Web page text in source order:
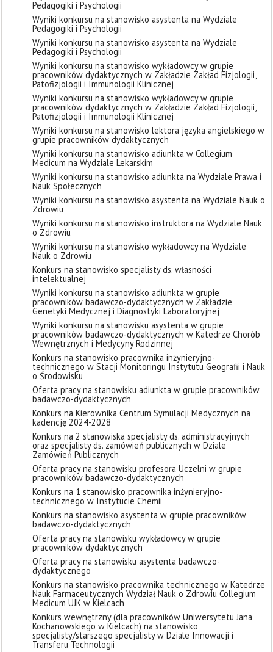
Pedagogiki i Psychologii
Wyniki konkursu na stanowisko asystenta na Wydziale
Pedagogiki i Psychologii
Wyniki konkursu na stanowisko asystenta na Wydziale
Pedagogiki i Psychologii
Wyniki konkursu na stanowisko wykładowcy w grupie
pracowników dydaktycznych w Zakładzie Zakład Fizjologii,
Patofizjologii i Immunologii Klinicznej
Wyniki konkursu na stanowisko wykładowcy w grupie
pracowników dydaktycznych w Zakładzie Zakład Fizjologii,
Patofizjologii i Immunologii Klinicznej
Wyniki konkursu na stanowisko lektora języka angielskiego w
grupie pracowników dydaktycznych
Wyniki konkursu na stanowisko adiunkta w Collegium
Medicum na Wydziale Lekarskim
Wyniki konkursu na stanowisko adiunkta na Wydziale Prawa i
Nauk Społecznych
Wyniki konkursu na stanowisko asystenta na Wydziale Nauk o
Zdrowiu
Wyniki konkursu na stanowisko instruktora na Wydziale Nauk
o Zdrowiu
Wyniki konkursu na stanowisko wykładowcy na Wydziale
Nauk o Zdrowiu
Konkurs na stanowisko specjalisty ds. własności
intelektualnej
Wyniki konkursu na stanowisko adiunkta w grupie
pracowników badawczo-dydaktycznych w Zakładzie
Genetyki Medycznej i Diagnostyki Laboratoryjnej
Wyniki konkursu na stanowisku asystenta w grupie
pracowników badawczo-dydaktycznych w Katedrze Chorób
Wewnętrznych i Medycyny Rodzinnej
Konkurs na stanowisko pracownika inżynieryjno-
technicznego w Stacji Monitoringu Instytutu Geografii i Nauk
o Środowisku
Oferta pracy na stanowisku adiunkta w grupie pracowników
badawczo-dydaktycznych
Konkurs na Kierownika Centrum Symulacji Medycznych na
kadencję 2024-2028
Konkurs na 2 stanowiska specjalisty ds. administracyjnych
oraz specjalisty ds. zamówień publicznych w Dziale
Zamówień Publicznych
Oferta pracy na stanowisku profesora Uczelni w grupie
pracowników badawczo-dydaktycznych
Konkurs na 1 stanowisko pracownika inżynieryjno-
technicznego w Instytucie Chemii
Konkurs na stanowisko asystenta w grupie pracowników
badawczo-dydaktycznych
Oferta pracy na stanowisku wykładowcy w grupie
pracowników dydaktycznych
Oferta pracy na stanowisku asystenta badawczo-
dydaktycznego
Konkurs na stanowisko pracownika technicznego w Katedrze
Nauk Farmaceutycznych Wydział Nauk o Zdrowiu Collegium
Medicum UJK w Kielcach
Konkurs wewnętrzny (dla pracowników Uniwersytetu Jana
Kochanowskiego w Kielcach) na stanowisko
specjalisty/starszego specjalisty w Dziale Innowacji i
Transferu Technologii